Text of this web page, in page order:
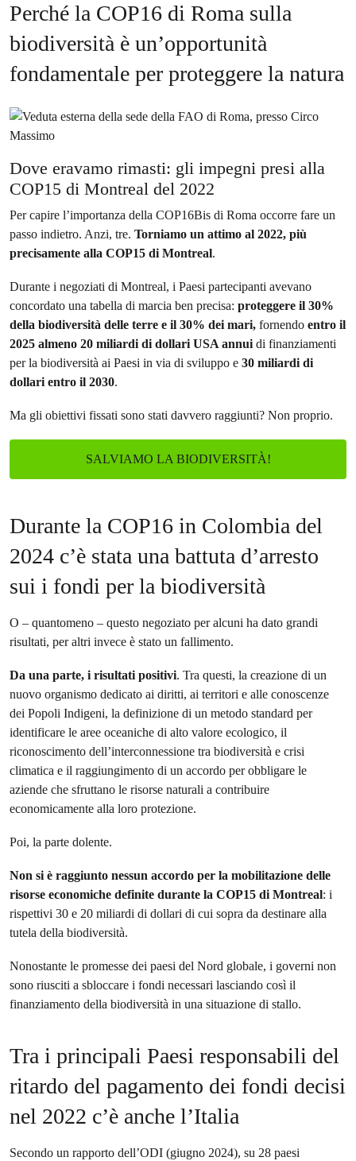
Perché la COP16 di Roma sulla
biodiversità è un’opportunità
fondamentale per proteggere la natura
Dove eravamo rimasti: gli impegni presi alla
COP15 di Montreal del 2022
Per capire l’importanza della COP16Bis di Roma occorre fare un
passo indietro. Anzi, tre. Torniamo un attimo al 2022, più
precisamente alla COP15 di Montreal.
Durante i negoziati di Montreal, i Paesi partecipanti avevano
concordato una tabella di marcia ben precisa: proteggere il 30%
della biodiversità delle terre e il 30% dei mari, fornendo entro il
2025 almeno 20 miliardi di dollari USA annuidi finanziamenti
per la biodiversità ai Paesi in via di sviluppo e 30 miliardi di
dollari entro il 2030.
Ma gli obiettivi fissati sono stati davvero raggiunti? Non proprio.
SALVIAMO LA BIODIVERSITÀ!
Durante la COP16 in Colombia del
2024 c’è stata una battuta d’arresto
sui i fondi per la biodiversità
O – quantomeno – questo negoziato per alcuni ha dato grandi
risultati, per altri invece è stato un fallimento.
Da una parte, i risultati positivi. Tra questi, la creazione di un
nuovo organismo dedicato ai diritti, ai territori e alle conoscenze
dei Popoli Indigeni, la definizione di un metodo standard per
identificare le aree oceaniche di alto valore ecologico, il
riconoscimento dell’interconnessione tra biodiversità e crisi
climatica e il raggiungimento di un accordo per obbligare le
aziende che sfruttano le risorse naturali a contribuire
economicamente alla loro protezione.
Poi, la parte dolente.
Non si è raggiunto nessun accordo per la mobilitazione delle
risorse economiche definite durante la COP15 di Montreal: i
rispettivi 30 e 20 miliardi di dollari di cui sopra da destinare alla
tutela della biodiversità.
Nonostante le promesse dei paesi del Nord globale, i governi non
sono riusciti a sbloccare i fondi necessari lasciando così il
finanziamento della biodiversità in una situazione di stallo.
Tra i principali Paesi responsabili del
ritardo del pagamento dei fondi decisi
nel 2022 c’è anche l’Italia
Secondo un rapporto dell’ODI (giugno 2024), su 28 paesi